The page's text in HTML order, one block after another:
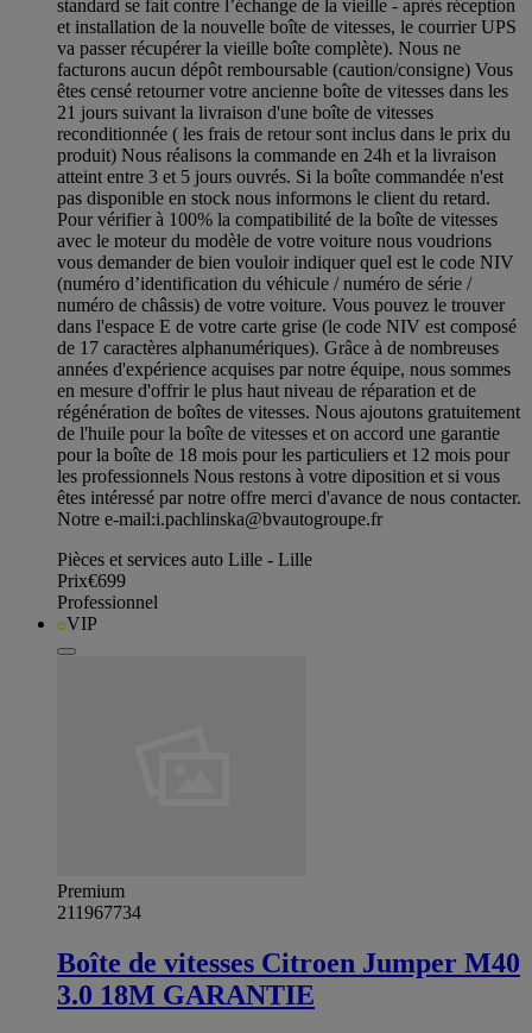
standard se fait contre l’échange de la vieille - après réception
et installation de la nouvelle boîte de vitesses, le courrier UPS
va passer récupérer la vieille boîte complète). Nous ne
facturons aucun dépôt remboursable (caution/consigne) Vous
êtes censé retourner votre ancienne boîte de vitesses dans les
21 jours suivant la livraison d'une boîte de vitesses
reconditionnée ( les frais de retour sont inclus dans le prix du
produit) Nous réalisons la commande en 24h et la livraison
atteint entre 3 et 5 jours ouvrés. Si la boîte commandée n'est
pas disponible en stock nous informons le client du retard.
Pour vérifier à 100% la compatibilité de la boîte de vitesses
avec le moteur du modèle de votre voiture nous voudrions
vous demander de bien vouloir indiquer quel est le code NIV
(numéro d’identification du véhicule / numéro de série /
numéro de châssis) de votre voiture. Vous pouvez le trouver
dans l'espace E de votre carte grise (le code NIV est composé
de 17 caractères alphanumériques). Grâce à de nombreuses
années d'expérience acquises par notre équipe, nous sommes
en mesure d'offrir le plus haut niveau de réparation et de
régénération de boîtes de vitesses. Nous ajoutons gratuitement
de l'huile pour la boîte de vitesses et on accord une garantie
pour la boîte de 18 mois pour les particuliers et 12 mois pour
les professionnels Nous restons à votre diposition et si vous
êtes intéressé par notre offre merci d'avance de nous contacter.
Notre e-mail:i.pachlinska@bvautogroupe.fr
Pièces et services auto Lille - Lille
Prix€699
Professionnel
VIP
Premium
211967734
Boîte de vitesses Citroen Jumper M40
3.0 18M GARANTIE